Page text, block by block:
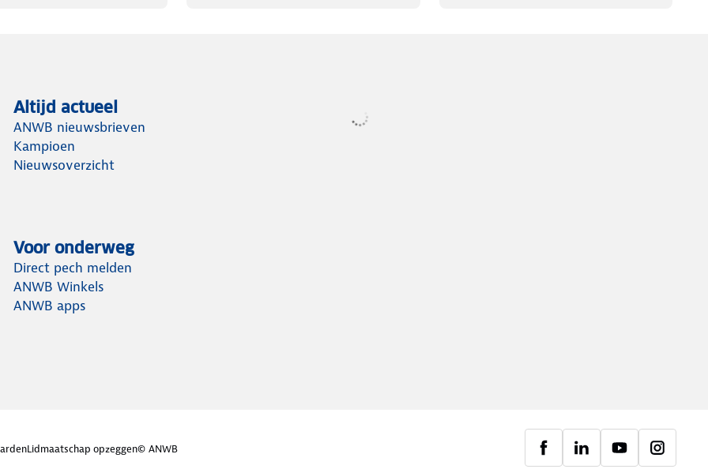
Altijd actueel
ANWB nieuwsbrieven
Kampioen
Nieuwsoverzicht
Voor onderweg
Direct pech melden
ANWB Winkels
ANWB apps
Lidmaatschap opzeggen© ANWB